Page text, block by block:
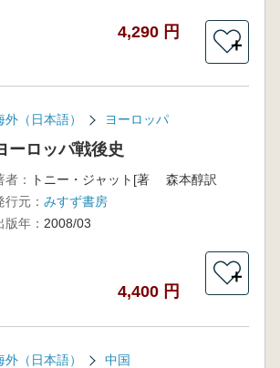
4,290 円
＋
外（日本語） ヨーロッパ
ーロッパ戦後史
者：
トニー・ジャット[著 森本醇訳
行元： みすず書房
版年： 2008/03
4,400 円
＋
外（日本語） 中国